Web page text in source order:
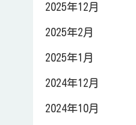
2025年12月
2025年2月
2025年1月
2024年12月
2024年10月